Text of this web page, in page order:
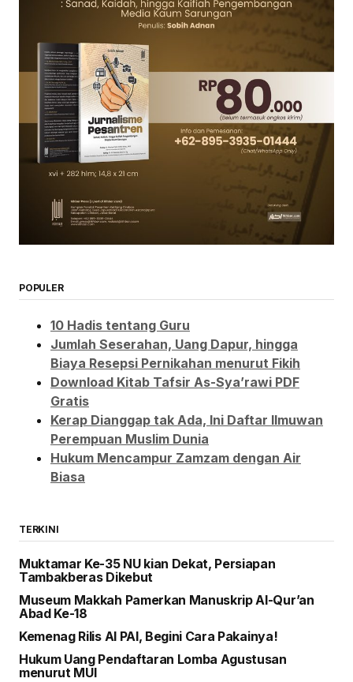
POPULER
10 Hadis tentang Guru
Jumlah Seserahan, Uang Dapur, hingga
Biaya Resepsi Pernikahan menurut Fikih
Download Kitab Tafsir As-Sya’rawi PDF
Gratis
Kerap Dianggap tak Ada, Ini Daftar Ilmuwan
Perempuan Muslim Dunia
Hukum Mencampur Zamzam dengan Air
Biasa
TERKINI
Muktamar Ke-35 NU kian Dekat, Persiapan
Tambakberas Dikebut
Museum Makkah Pamerkan Manuskrip Al-Qur’an
Abad Ke-18
Kemenag Rilis AI PAI, Begini Cara Pakainya!
Hukum Uang Pendaftaran Lomba Agustusan
menurut MUI